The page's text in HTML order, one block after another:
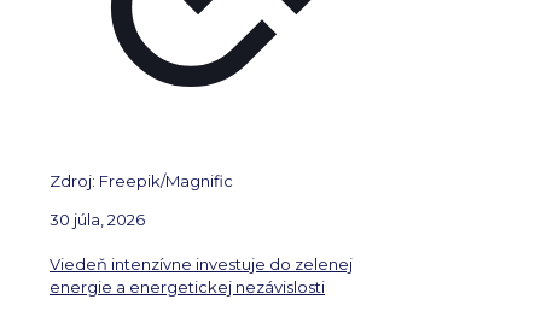
Zdroj: Freepik/Magnific
30 júla, 2026
Viedeň intenzívne investuje do zelenej
energie a energetickej nezávislosti